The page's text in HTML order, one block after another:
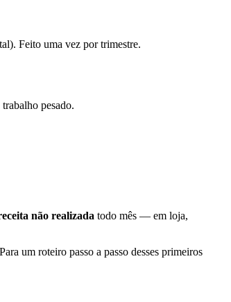
Feito uma vez por trimestre.
pesado.
não realizada todo mês — em loja,
um roteiro passo a passo desses primeiros